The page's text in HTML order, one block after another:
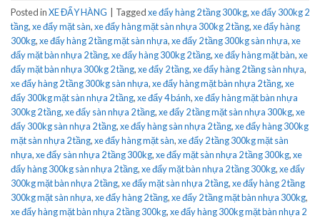
Posted inXE ĐẨY HÀNG Taggedxe đẩy hàng 2 tầng 300kg,xe đẩy 300kg 2
tầng,xe đẩy mặt sàn,xe đẩy hàng mặt sàn nhựa 300kg 2 tầng,xe đẩy hàng
300kg,xe đẩy hàng 2 tầng mặt sàn nhựa,xe đẩy 2 tầng 300kg sàn nhựa,xe
đẩy mặt bàn nhựa 2 tầng,xe đẩy hàng 300kg 2 tầng,xe đẩy hàng mặt bàn,xe
đẩy mặt bàn nhựa 300kg 2 tầng,xe đẩy 2 tầng,xe đẩy hàng 2 tầng sàn nhựa,
xe đẩy hàng 2 tầng 300kg sàn nhựa,xe đẩy hàng mặt bàn nhựa 2 tầng,xe
đẩy 300kg mặt sàn nhựa 2 tầng,xe đẩy 4 bánh,xe đẩy hàng mặt bàn nhựa
300kg 2 tầng,xe đẩy sàn nhựa 2 tầng,xe đẩy 2 tầng mặt sàn nhựa 300kg,xe
đẩy 300kg sàn nhựa 2 tầng,xe đẩy hàng sàn nhựa 2 tầng,xe đẩy hàng 300kg
mặt sàn nhựa 2 tầng,xe đẩy hàng mặt sàn,xe đẩy 2 tầng 300kg mặt sàn
nhựa,xe đẩy sàn nhựa 2 tầng 300kg,xe đẩy mặt sàn nhựa 2 tầng 300kg,xe
đẩy hàng 300kg sàn nhựa 2 tầng,xe đẩy mặt bàn nhựa 2 tầng 300kg,xe đẩy
300kg mặt bàn nhựa 2 tầng,xe đẩy mặt sàn nhựa 2 tầng,xe đẩy hàng 2 tầng
300kg mặt sàn nhựa,xe đẩy hàng 2 tầng,xe đẩy 2 tầng mặt bàn nhựa 300kg,
xe đẩy hàng mặt bàn nhựa 2 tầng 300kg,xe đẩy hàng 300kg mặt bàn nhựa 2